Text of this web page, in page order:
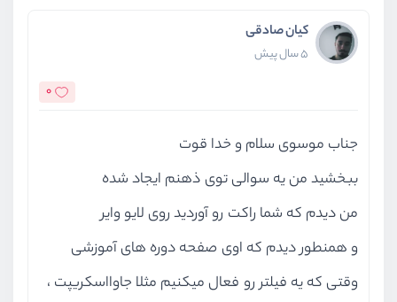
کیان صادقی
5 سال پیش
0
جناب موسوی سلام و خدا قوت
ببخشید من یه سوالی توی ذهنم ایجاد شده
من دیدم که شما راکت رو آوردید روی لایو وایر
و همنطور دیدم که اوی صفحه دوره های آموزشی
وقتی که یه فیلتر رو فعال میکنیم مثلا جاوااسکریپت ،